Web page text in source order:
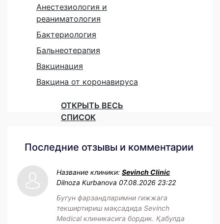
Анестезиология и
реаниматология
Бактериология
Бальнеотерапия
Вакцинация
Вакцина от коронавируса
ОТКРЫТЬ ВЕСЬ
СПИСОК
Последние отзывы и комментарии
Название клиники: Sevinch Clinic
Dilnoza Kurbanova 07.08.2026 23:22
Бугун фарзандларимни гижжага
текширтириш мақсадида Sevinch
Medical клиникасига бордик. Қабулда